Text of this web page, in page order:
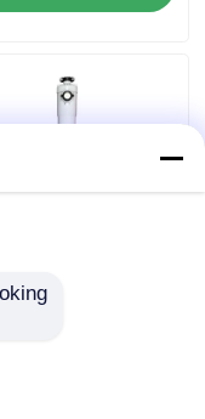
기물 처리 공장 기름